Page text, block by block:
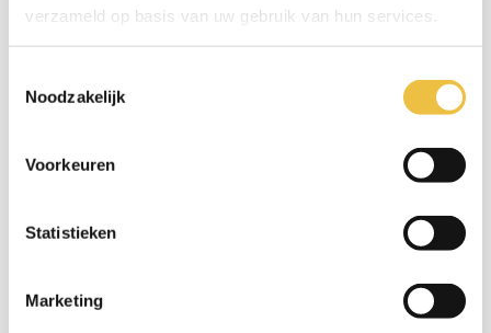
verzameld op basis van uw gebruik van hun services.
Noodzakelijk
Voorkeuren
Statistieken
Marketing
S'INSCRIRE
August Van Putlei 56, Borsbeek
05/09/2026